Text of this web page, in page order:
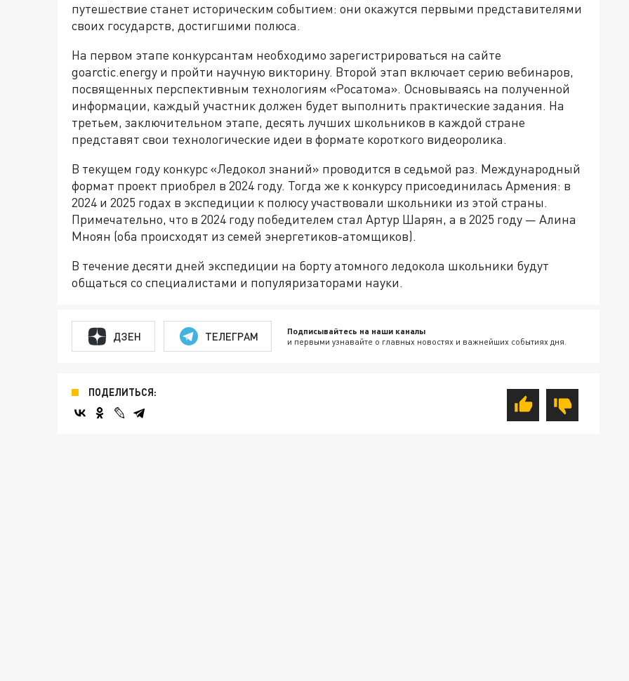
путешествие станет историческим событием: они окажутся первыми представителями
своих государств, достигшими полюса.
На первом этапе конкурсантам необходимо зарегистрироваться на сайте
goarctic.energy и пройти научную викторину. Второй этап включает серию вебинаров,
посвященных перспективным технологиям «Росатома». Основываясь на полученной
информации, каждый участник должен будет выполнить практические задания. На
третьем, заключительном этапе, десять лучших школьников в каждой стране
представят свои технологические идеи в формате короткого видеоролика.
В текущем году конкурс «Ледокол знаний» проводится в седьмой раз. Международный
формат проект приобрел в 2024 году. Тогда же к конкурсу присоединилась Армения: в
2024 и 2025 годах в экспедиции к полюсу участвовали школьники из этой страны.
Примечательно, что в 2024 году победителем стал Артур Шарян, а в 2025 году — Алина
Мноян (оба происходят из семей энергетиков-атомщиков).
В течение десяти дней экспедиции на борту атомного ледокола школьники будут
общаться со специалистами и популяризаторами науки.
ДЗЕН ТЕЛЕГРАМ Подписывайтесь на наши каналы
и первыми узнавайте о главных новостях и важнейших событиях дня.
ПОДЕЛИТЬСЯ: